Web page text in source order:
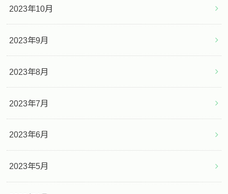
2023年10月
2023年9月
2023年8月
2023年7月
2023年6月
2023年5月